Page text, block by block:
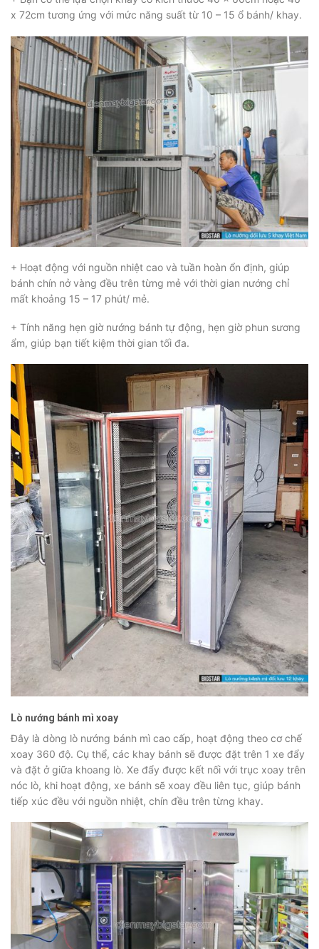
x 72cm tương ứng với mức năng suất từ 10 – 15 ổ bánh/ khay.
+ Hoạt động với nguồn nhiệt cao và tuần hoàn ổn định, giúp
bánh chín nở vàng đều trên từng mẻ với thời gian nướng chỉ
mất khoảng 15 – 17 phút/ mẻ.
+ Tính năng hẹn giờ nướng bánh tự động, hẹn giờ phun sương
ẩm, giúp bạn tiết kiệm thời gian tối đa.
Lò nướng bánh mì xoay
Đây là dòng lò nướng bánh mì cao cấp, hoạt động theo cơ chế
xoay 360 độ. Cụ thể, các khay bánh sẽ được đặt trên 1 xe đẩy
và đặt ở giữa khoang lò. Xe đẩy được kết nối với trục xoay trên
nóc lò, khi hoạt động, xe bánh sẽ xoay đều liên tục, giúp bánh
tiếp xúc đều với nguồn nhiệt, chín đều trên từng khay.